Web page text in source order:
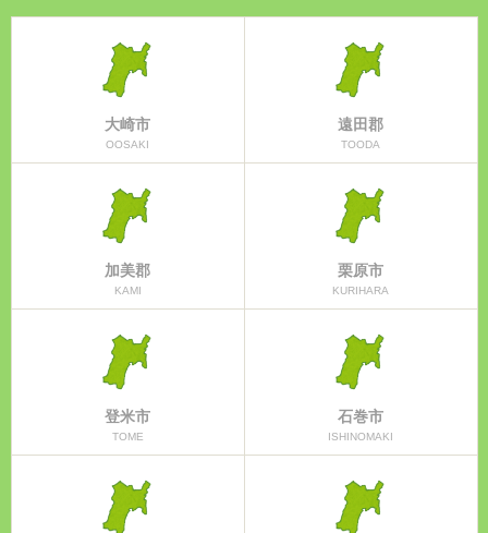
大崎市
OOSAKI
遠田郡
TOODA
加美郡
KAMI
栗原市
KURIHARA
登米市
TOME
石巻市
ISHINOMAKI